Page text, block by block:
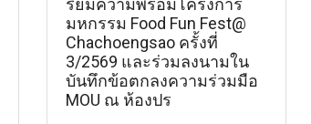
รียมความพร้อมโครงการ
มหกรรม Food Fun Fest@
Chachoengsao ครั้งที่
3/2569 และร่วมลงนามใน
บันทึกข้อตกลงความร่วมมือ
MOU ณ ห้องปร